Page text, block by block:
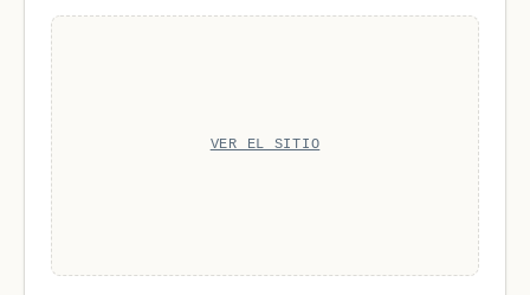
VER EL SITIO